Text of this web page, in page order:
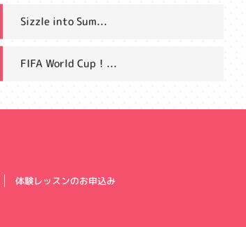
Sizzle into Sum...
FIFA World Cup！...
体験レッスンのお申込み